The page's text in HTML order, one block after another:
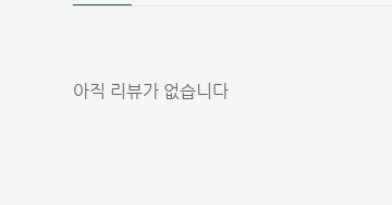
아직 리뷰가 없습니다